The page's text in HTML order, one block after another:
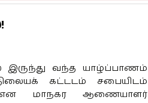
இருந்து வந்த யாழ்ப்பாணம்
கட்டடம் சபையிடம்
என மாநகர ஆணையாளர்